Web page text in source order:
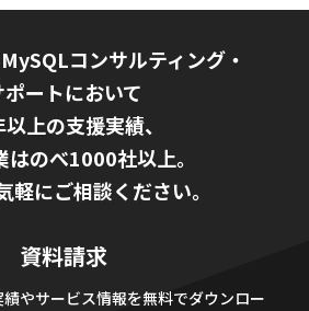
コンサルティング・
ポートにおいて
上の支援実績、
はのべ1000社以上。
軽にご相談ください。
資料請求
やサービス情報を無料でダウンロー